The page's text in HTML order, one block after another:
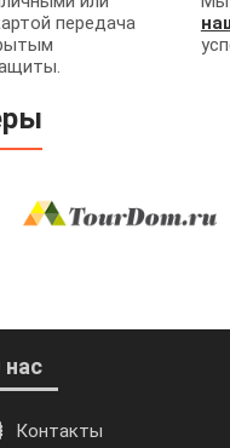
передача
нас
Контакты